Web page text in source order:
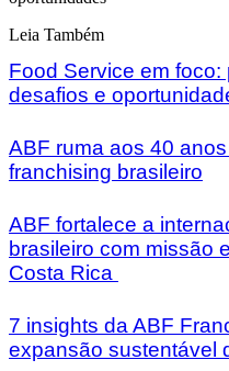
Leia Também
Food Service em
desafios e
ABF ruma aos 40
franchising brasileiro
ABF fortalece a
brasileiro com missão
Costa Rica
7 insights da ABF
expansão sustentável